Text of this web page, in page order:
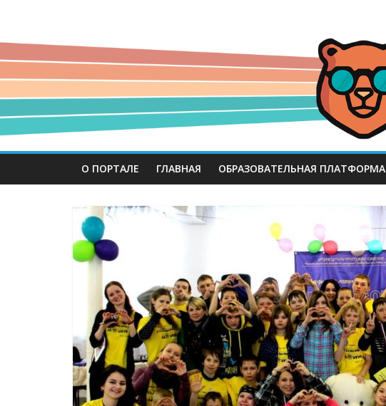
О ПОРТАЛЕ ГЛАВНАЯ ОБРАЗОВАТЕЛЬНАЯ ПЛАТФОРМА